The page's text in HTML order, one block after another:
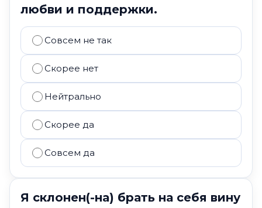
любви и поддержки.
Совсем не так
Скорее нет
Нейтрально
Скорее да
Совсем да
Я склонен(-на) брать на себя вину